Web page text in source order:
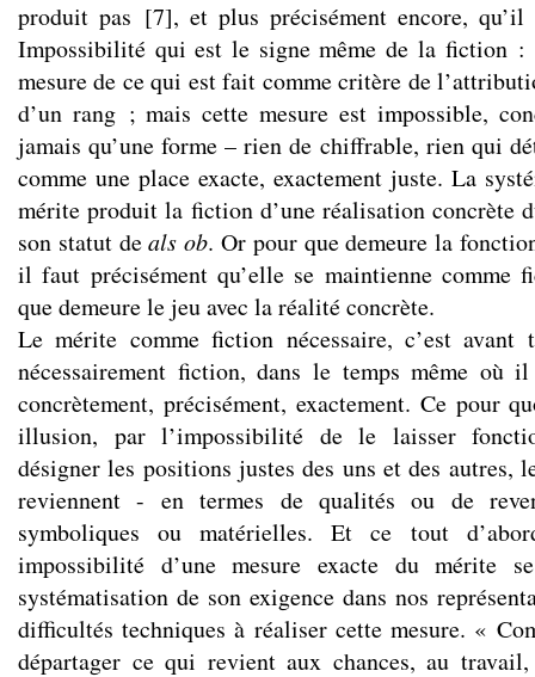
produit pas [7], et plus précisément encore,
Impossibilité qui est le signe même de la fiction :
mesure de ce qui est fait comme critère de
d’un rang ; mais cette mesure est impossible,
jamais qu’une forme – rien de chiffrable, rien qui
comme une place exacte, exactement juste. La
mérite produit la fiction d’une réalisation concrète
son statut deals ob. Or pour que demeure la
il faut précisément qu’elle se maintienne comme
que demeure le jeu avec la réalité concrète.
Le mérite comme fiction nécessaire, c’est
nécessairement fiction, dans le temps même où
concrètement, précisément, exactement. Ce pour
illusion, par l’impossibilité de le laisser
désigner les positions justes des uns et des autres,
reviennent - en termes de qualités ou de
symboliques ou matérielles. Et ce tout
impossibilité d’une mesure exacte du mérite
systématisation de son exigence dans nos
difficultés techniques à réaliser cette mesure. «
départager ce qui revient aux chances, au